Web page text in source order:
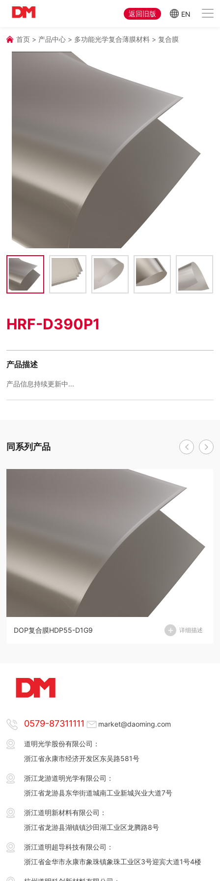
EN
返回旧版
首页 > 产品中心 > 多功能光学复合薄膜材料 >复合膜
HRF-D390P1
产品描述
产品信息持续更新中...
同系列产品
DOP复合膜HDP55-D1G9 详细描述
0579-87311111 market@daoming.com
道明光学股份有限公司：
浙江省永康市经济开发区东吴路581号
浙江龙游道明光学有限公司：
浙江省龙游县东华街道城南工业新城兴业大道7号
浙江道明新材料有限公司：
浙江省龙游县湖镇镇沙田湖工业区龙腾路8号
浙江道明超导科技有限公司：
浙江省金华市永康市象珠镇象珠工业区3号迎宾大道1号4楼